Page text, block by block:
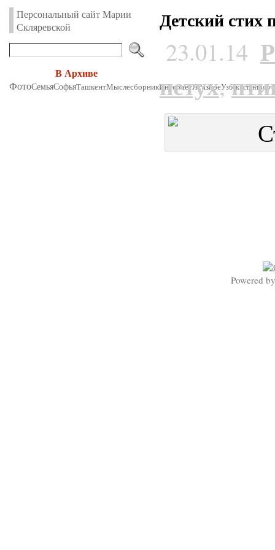
Персональный сайт Марии
Скляревской
В Архиве
ФотоСемьяСофьяТашкентМыслесборникИнтернетЯРазноеУзбекистан
Детский стих
23.01.14
петух,
Powered